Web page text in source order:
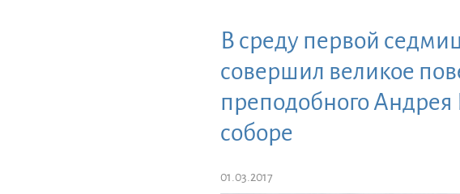
В среду первой
совершил великое
преподобного Андрея
соборе
01.03.2017